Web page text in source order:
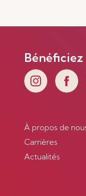
À propos de
Carrières
Actualités